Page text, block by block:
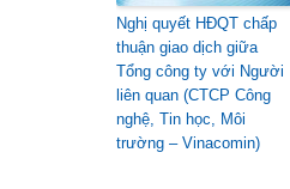
Nghị quyết HĐQT chấp
thuận giao dịch giữa
Tổng công ty với Người
liên quan (CTCP Công
nghệ, Tin học, Môi
trường – Vinacomin)